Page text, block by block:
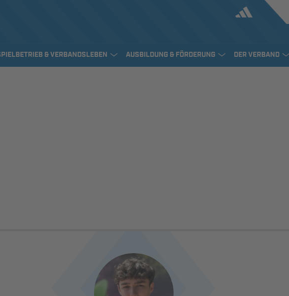
& VERBANDSLEBEN AUSBILDUNG & FÖRDERUNG DER VERBAND